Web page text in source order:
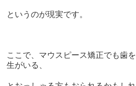
というのが現実です。
ここで、マウスピース矯正でも歯
生がいる、